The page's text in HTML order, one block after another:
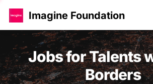
Imagine Foundation
Jobs for Talents
Borders